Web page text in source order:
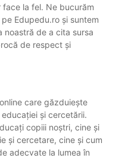
la fel. Ne bucurăm
Edupedu.ro și suntem
noastră de a cita sursa
de respect și
care găzduiește
și cercetării.
copiii noștri, cine și
și cercetare, cine și cum
adecvate la lumea în